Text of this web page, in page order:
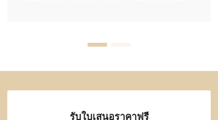
รับใบเสนอราคาฟรี